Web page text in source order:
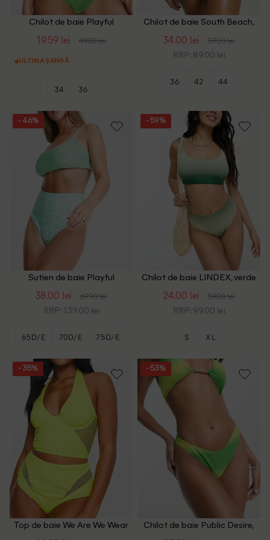
Chilot de baie Playful
19.59 lei 49.00 lei
ULTIMA ȘANSĂ
34 36
Chilot de baie South Beach,
34.00 lei 59.00 lei
RRP: 89.00 lei
36 42 44
- 46%
Sutien de baie Playful
38.00 lei 69.90 lei
RRP: 139.00 lei
65D/E 70D/E 75D/E
+2
- 59%
Chilot de baie LINDEX, verde
24.00 lei 59.00 lei
RRP: 99.00 lei
S XL
- 35%
Top de baie We Are We Wear
- 53%
Chilot de baie Public Desire,